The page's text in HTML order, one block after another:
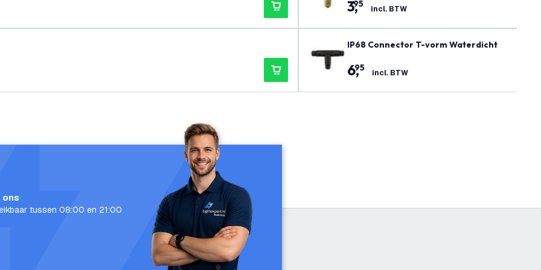
3,
95 incl. BTW
IP68 Connector T-vorm Waterdicht
6,
95 incl. BTW
ons
tussen 08:00 en 21:00